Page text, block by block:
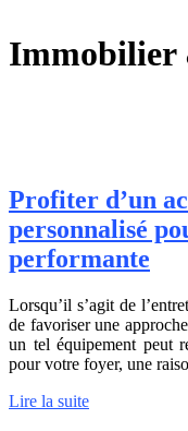
Immobilier
Profiter d’un
personnalisé
performante
Lorsqu’il s’agit de
de favoriser une
un tel équipement peut
pour votre foyer, une
Lire la suite